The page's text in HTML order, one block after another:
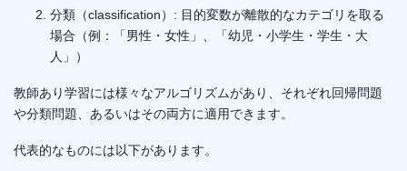
分類（classification）: 目的変数が離散的なカテゴリを取る
場合（例：「男性・女性」、「幼児・小学生・学生・大
人」）
教師あり学習には様々なアルゴリズムがあり、それぞれ回帰問題
や分類問題、あるいはその両方に適用できます。
代表的なものには以下があります。